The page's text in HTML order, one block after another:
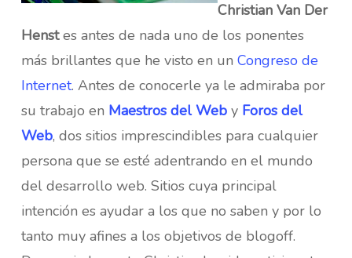
Christian Van Der
Henstes antes de nada uno de los ponentes
más brillantes que he visto en un Congreso de
Internet. Antes de conocerle ya le admiraba por
su trabajo en Maestros del Weby Foros del
Web, dos sitios imprescindibles para cualquier
persona que se esté adentrando en el mundo
del desarrollo web. Sitios cuya principal
intención es ayudar a los que no saben y por lo
tanto muy afines a los objetivos de blogoff.